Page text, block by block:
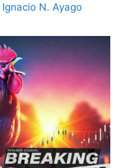
Ignacio N. Ayago